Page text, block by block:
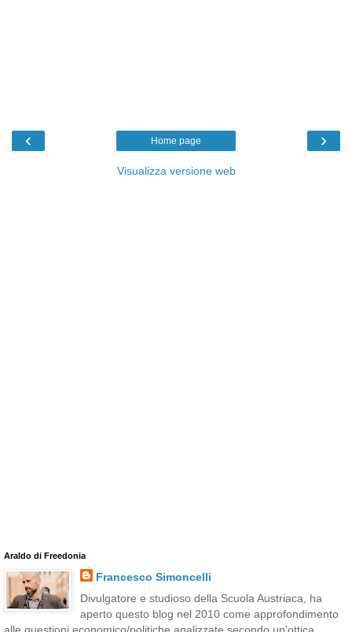
‹ ›
Home page
Visualizza versione web
Araldo di Freedonia
Francesco Simoncelli
Divulgatore e studioso della Scuola Austriaca, ha
aperto questo blog nel 2010 come approfondimento